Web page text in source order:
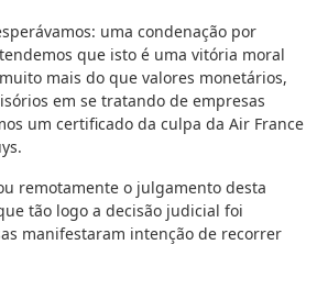
uma condenação por
que isto é uma vitória moral
mais do que valores monetários,
em se tratando de empresas
um certificado da culpa da Air France
remotamente o julgamento desta
tão logo a decisão judicial foi
manifestaram intenção de recorrer